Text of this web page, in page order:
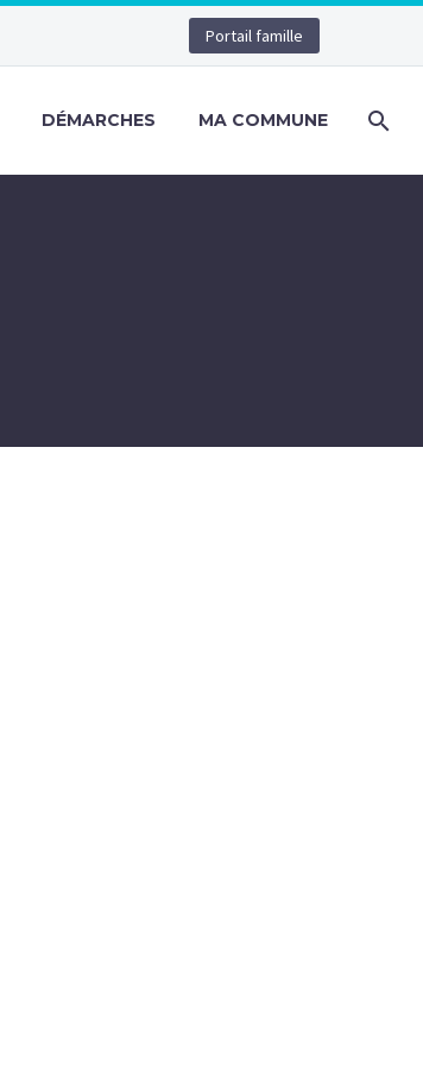
Portail famille
DÉMARCHES MA COMMUNE